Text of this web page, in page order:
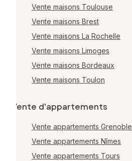
Vente maisons Toulouse
Vente maisons Brest
Vente maisons La Rochelle
Vente maisons Limoges
Vente maisons Bordeaux
Vente maisons Toulon
Vente d'appartements
Vente appartements Grenoble
Vente appartements Nîmes
Vente appartements Tours